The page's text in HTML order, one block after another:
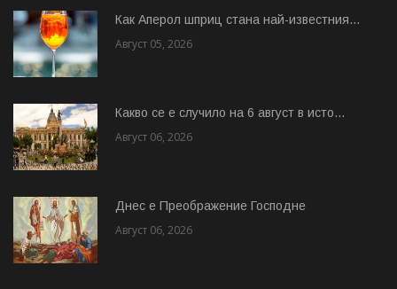
Как Аперол шприц стана най-известния...
Август 05, 2026
Какво се е случило на 6 август в исто...
Август 06, 2026
Днес е Преображение Господне
Август 06, 2026